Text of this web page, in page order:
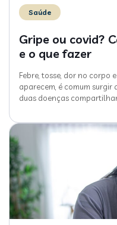
Saúde
Gripe ou covid?
e o que fazer
Febre, tosse, dor no corpo
aparecem, é comum surgir
duas doenças